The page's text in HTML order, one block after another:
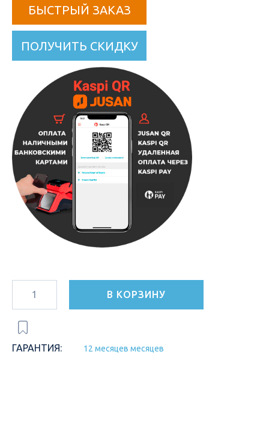
БЫСТРЫЙ ЗАКАЗ
ПОЛУЧИТЬ СКИДКУ
В КОРЗИНУ
ГАРАНТИЯ: 12 месяцев месяцев